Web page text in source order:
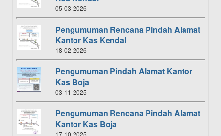
05-03-2026
Pengumuman Rencana Pindah Alamat
Kantor Kas Kendal
18-02-2026
Pengumuman Pindah Alamat Kantor
Kas Boja
03-11-2025
Pengumuman Rencana Pindah Alamat
Kantor Kas Boja
17-10-2025